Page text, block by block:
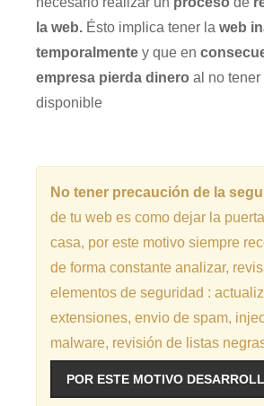
la web. Ésto implica tener la web
temporalmente y que en
empresa pierda dinero al no
disponible
No tener precaución de la
de tu web es como dejar la
casa, por este motivo siempre
de forma constante analizar,
elementos de seguridad :
extensiones, envio de spam,
malware, revisión de listas
POR ESTE MOTIVO